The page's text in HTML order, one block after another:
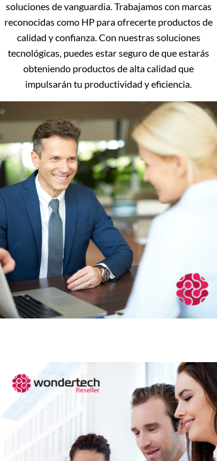
soluciones de vanguardia. Trabajamos con marcas
reconocidas como HP para ofrecerte productos de
calidad y confianza. Con nuestras soluciones
tecnológicas, puedes estar seguro de que estarás
obteniendo productos de alta calidad que
impulsarán tu productividad y eficiencia.